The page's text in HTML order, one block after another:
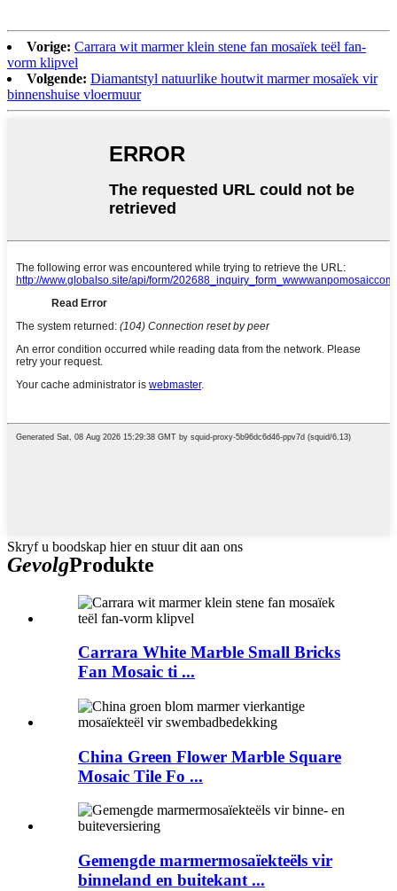
Vorige: Carrara wit marmer klein stene fan mosaïek teël fan-
vorm klipvel
Volgende: Diamantstyl natuurlike houtwit marmer mosaïek vir
binnenshuise vloermuur
Skryf u boodskap hier en stuur dit aan ons
GevolgProdukte
Carrara White Marble Small Bricks
Fan Mosaic ti ...
China Green Flower Marble Square
Mosaic Tile Fo ...
Gemengde marmermosaïekteëls vir
binneland en buitekant ...